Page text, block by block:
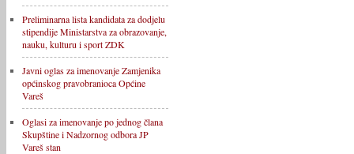
Preliminarna lista kandidata za dodjelu
stipendije Ministarstva za obrazovanje,
nauku, kulturu i sport ZDK
Javni oglas za imenovanje Zamjenika
općinskog pravobranioca Općine
Vareš
Oglasi za imenovanje po jednog člana
Skupštine i Nadzornog odbora JP
Vareš stan